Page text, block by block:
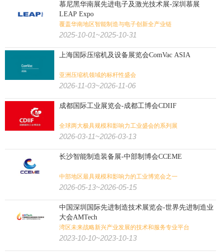
慕尼黑华南展先进电子及激光技术展-深圳慕展
LEAP Expo
覆盖华南地区智能制造与电子创新全产业链
2025-10-01~2025-10-31
上海国际压缩机及设备展览会ComVac ASIA
亚洲压缩机领域的标杆性盛会
2026-11-03~2026-11-06
成都国际工业展览会-成都工博会CDIIF
全球两大极具规模和影响力工业盛会的系列展
2026-03-11~2026-03-13
长沙智能制造装备展-中部制博会CCEME
中部地区最具规模和影响力的工业博览会之一
2026-05-13~2026-05-15
中国深圳国际先进制造技术展览会-世界先进制造业
大会AMTech
湾区未来战略新兴产业发展的技术和服务专业平台
2023-10-10~2023-10-13